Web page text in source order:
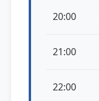
20:00
21:00
22:00